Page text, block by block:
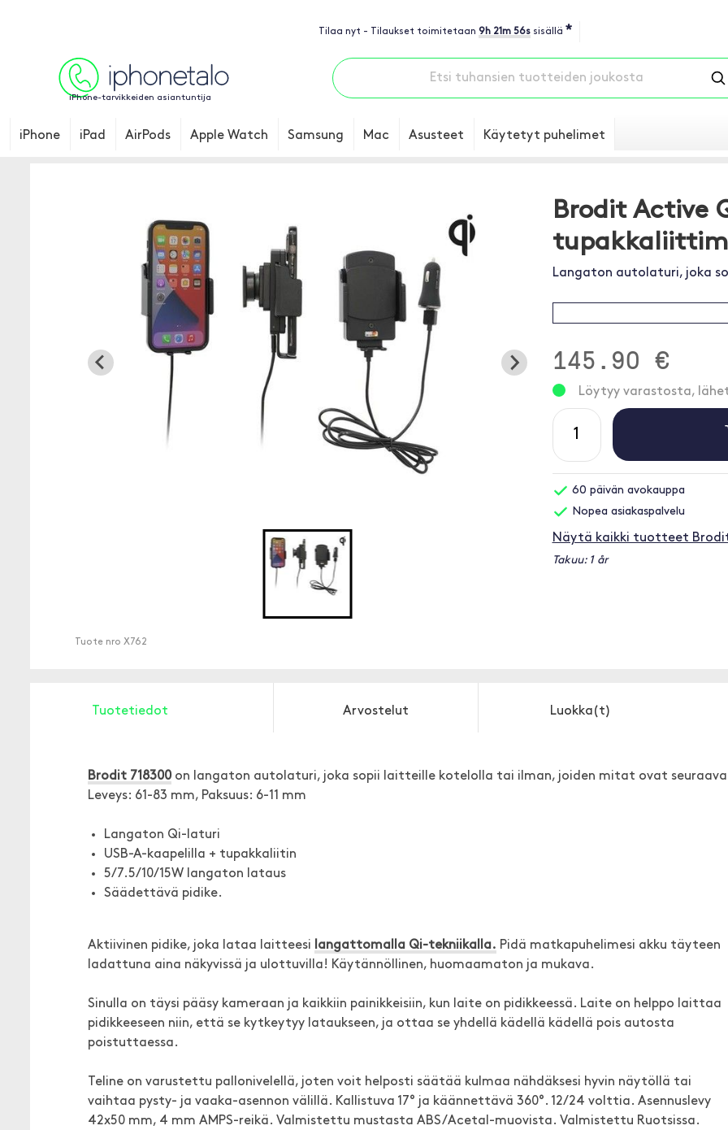
Tilaa nyt - Tilaukset toimitetaan 9h 21m 55ssisällä *
iPhone-tarvikkeiden asiantuntija
iPhone iPad AirPods Apple Watch Samsung Mac Asusteet Käytetyt puhelimet
Tuote nro X762
Brodit Active
Langaton autolaturi, joka
145.90 €
Löytyy varastosta,
60 päivän avokauppa
Nopea asiakaspalvelu
Näytä kaikki tuotteet
Takuu: 1 år
Tuotetiedot Arvostelut Luokka(t)
Brodit 718300on langaton autolaturi, joka sopii laitteille kotelolla tai ilman, joiden mitat ovat
Leveys: 61-83 mm, Paksuus: 6-11 mm
Langaton Qi-laturi
USB-A-kaapelilla + tupakkaliitin
5/7.5/10/15W langaton lataus
Säädettävä pidike.
Aktiivinen pidike, joka lataa laitteesi langattomalla Qi-tekniikalla. Pidä matkapuhelimesi akku täyteen
ladattuna aina näkyvissä ja ulottuvilla! Käytännöllinen, huomaamaton ja mukava.
Sinulla on täysi pääsy kameraan ja kaikkiin painikkeisiin, kun laite on pidikkeessä. Laite on helppo laittaa
pidikkeeseen niin, että se kytkeytyy lataukseen, ja ottaa se yhdellä kädellä kädellä pois autosta
poistuttaessa.
Teline on varustettu pallonivelellä, joten voit helposti säätää kulmaa nähdäksesi hyvin näytöllä tai
vaihtaa pysty- ja vaaka-asennon välillä. Kallistuva 17° ja käännettävä 360°. 12/24 volttia. Asennuslevy
42x50 mm, 4 mm AMPS-reikä. Valmistettu mustasta ABS/Acetal-muovista. Valmistettu Ruotsissa.